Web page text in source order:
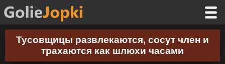
Тусовщицы развлекаются, сосут член и
трахаются как шлюхи часами